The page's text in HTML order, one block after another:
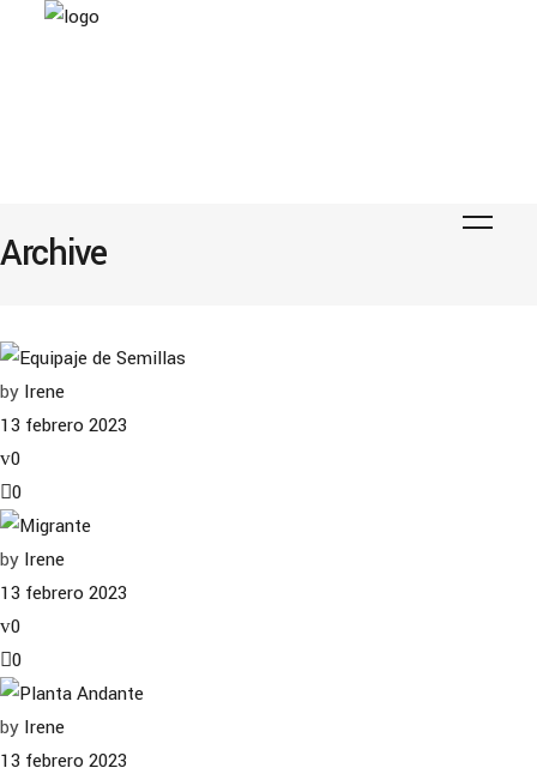
Archive
by Irene
13 febrero 2023
0
0
by Irene
13 febrero 2023
0
0
by Irene
13 febrero 2023